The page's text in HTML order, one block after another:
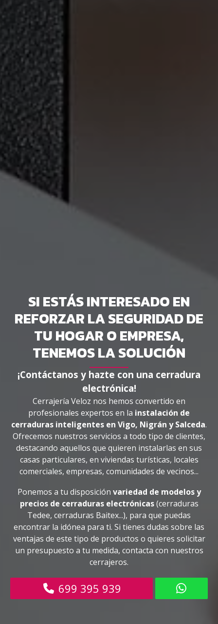
SI ESTÁS INTERESADO EN
REFORZAR LA SEGURIDAD DE
TU HOGAR O EMPRESA,
TENEMOS LA SOLUCIÓN
¡Contáctanos y hazte con una cerradura
electrónica!
Cerrajería Veloz nos hemos convertido en
profesionales expertos en la instalación de
cerraduras inteligentes en Vigo, Nigrán y Salceda.
Ofrecemos nuestros servicios a todo tipo de clientes,
destacando aquellos que quieren instalarlas en sus
casas particulares, en viviendas turísticas, locales
comerciales, empresas, comunidades de vecinos...
Ponemos a tu disposición variedad de modelos y
precios de cerraduras electrónicas(cerraduras
Tedee, cerraduras Baitex...), para que puedas
encontrar la idónea para ti. Si tienes dudas sobre las
ventajas de este tipo de productos o quieres solicitar
un presupuesto a tu medida, contacta con nuestros
cerrajeros.
699 395 939